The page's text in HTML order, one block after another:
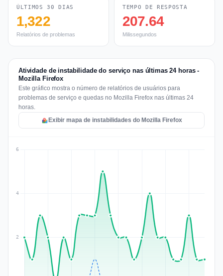
ÚLTIMOS 30 DIAS
1,322
Relatórios de problemas
TEMPO DE RESPOSTA
207.64
Milissegundos
Atividade de instabilidade do serviço nas últimas 24 horas -
Mozilla Firefox
Este gráfico mostra o número de relatórios de usuários para
problemas de serviço e quedas no Mozilla Firefox nas últimas 24
horas.
Exibir mapa de instabilidades do Mozilla Firefox